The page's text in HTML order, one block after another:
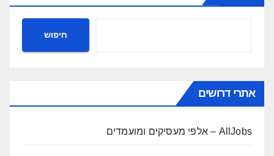
חיפוש
אתרי דרושים
AllJobs – אלפי מעסיקים ומועמדים